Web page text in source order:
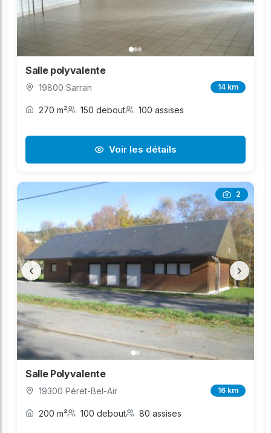
Salle polyvalente
19800 Sarran 14 km
270 m² 150 debout 100 assises
Voir les détails
2
‹ ›
Salle Polyvalente
19300 Péret-Bel-Air 16 km
200 m² 100 debout 80 assises